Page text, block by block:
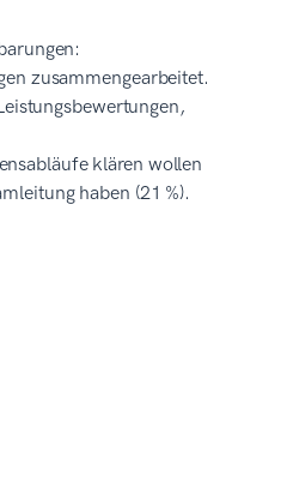
zusammengearbeitet.
klären wollen
haben (21 %).